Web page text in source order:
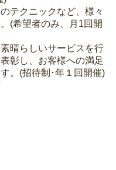
テクニックなど、様々
(希望者のみ、月1回開
晴らしいサービスを行
彰し、お客様への満足
。(招待制･年１回開催)